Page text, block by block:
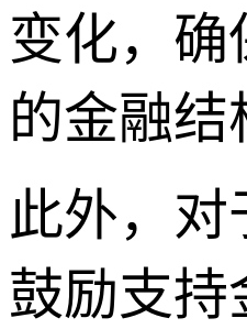
变化，
的金融
此外，
鼓励支持